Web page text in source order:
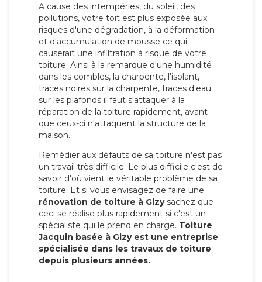
A cause des intempéries, du soleil, des
pollutions, votre toit est plus exposée aux
risques d'une dégradation, à la déformation
et d'accumulation de mousse ce qui
causerait une infiltration à risque de votre
toiture. Ainsi à la remarque d'une humidité
dans les combles, la charpente, l'isolant,
traces noires sur la charpente, traces d'eau
sur les plafonds il faut s'attaquer à la
réparation de la toiture rapidement, avant
que ceux-ci n'attaquent la structure de la
maison.
Remédier aux défauts de sa toiture n'est pas
un travail très difficile. Le plus difficile c'est de
savoir d'où vient le véritable problème de sa
toiture. Et si vous envisagez de faire une
rénovation de toiture à Gizysachez que
ceci se réalise plus rapidement si c'est un
spécialiste qui le prend en charge. Toiture
Jacquin basée à Gizy est une entreprise
spécialisée dans les travaux de toiture
depuis plusieurs années.